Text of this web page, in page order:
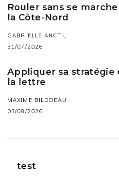
Rouler sans se
la Côte-Nord
GABRIELLE ANCTIL
31/07/2026
Appliquer sa stratégie
la lettre
MAXIME BILODEAU
03/08/2026
test